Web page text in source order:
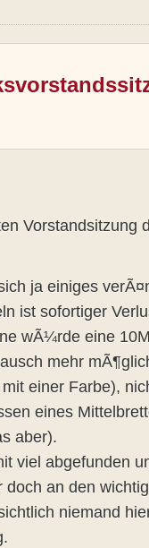
Vorstandsitzung
ja einiges
ist sofortiger
wÃ¼rde eine
mehr
einer Farbe),
eines
aber).
viel abgefunden
an den
niemand